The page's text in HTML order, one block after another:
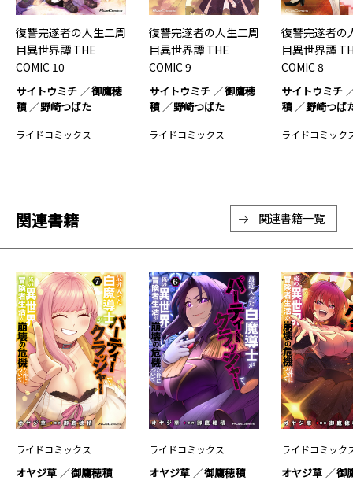
復讐完遂者の人生二周
目異世界譚 THE
COMIC 10
サイトウミチ
御鷹穂
積
野崎つばた
ライドコミックス
復讐完遂者の人生二周
目異世界譚 THE
COMIC 9
サイトウミチ
御鷹穂
積
野崎つばた
ライドコミックス
復讐完遂者の
目異世界譚
COMIC 8
サイトウミチ
積
野崎つば
ライドコミック
関連書籍 関連書籍一覧
ライドコミックス
オヤジ草 御鷹穂積
ライドコミックス
オヤジ草 御鷹穂積
ライドコミック
オヤジ草 御